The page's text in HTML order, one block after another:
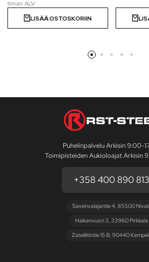
LISÄÄ OSTOSKORIIN
Puhelinpalvelu Arkisin 9:00-
Toimipisteiden Aukioloajat Arkisin
+358 400 890 813
Savenvalajantie 4, 85500
Haikanvuori 3, 33960 Pirkkala
Zatelliitintie 15 B, 90440